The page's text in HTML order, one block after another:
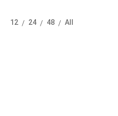
12 / 24 / 48 / All